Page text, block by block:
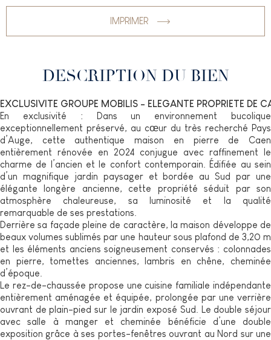
IMPRIMER
DESCRIPTION DU BIEN
EXCLUSIVITE GROUPE MOBILIS - ELEGANTE PROPRIETE DE
En exclusivité : Dans un environnement bucolique
exceptionnellement préservé, au cœur du très recherché Pays
d’Auge, cette authentique maison en pierre de Caen
entièrement rénovée en 2024 conjugue avec raffinement le
charme de l’ancien et le confort contemporain. Édifiée au sein
d’un magnifique jardin paysager et bordée au Sud par une
élégante longère ancienne, cette propriété séduit par son
atmosphère chaleureuse, sa luminosité et la qualité
remarquable de ses prestations.
Derrière sa façade pleine de caractère, la maison développe de
beaux volumes sublimés par une hauteur sous plafond de 3,20 m
et les éléments anciens soigneusement conservés : colonnades
en pierre, tomettes anciennes, lambris en chêne, cheminée
d’époque.
Le rez-de-chaussée propose une cuisine familiale indépendante
entièrement aménagée et équipée, prolongée par une verrière
ouvrant de plain-pied sur le jardin exposé Sud. Le double séjour
avec salle à manger et cheminée bénéficie d’une double
exposition grâce à ses portes-fenêtres ouvrant au Nord sur une